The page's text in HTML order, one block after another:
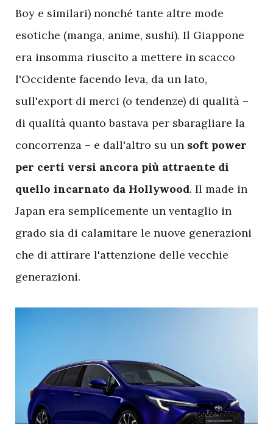
Boy e similari) nonché tante altre mode
esotiche (manga, anime, sushi). Il Giappone
era insomma riuscito a mettere in scacco
l'Occidente facendo leva, da un lato,
sull'export di merci (o tendenze) di qualità –
di qualità quanto bastava per sbaragliare la
concorrenza – e dall'altro su un soft power
per certi versi ancora più attraente di
quello incarnato da Hollywood. Il made in
Japan era semplicemente un ventaglio in
grado sia di calamitare le nuove generazioni
che di attirare l'attenzione delle vecchie
generazioni.